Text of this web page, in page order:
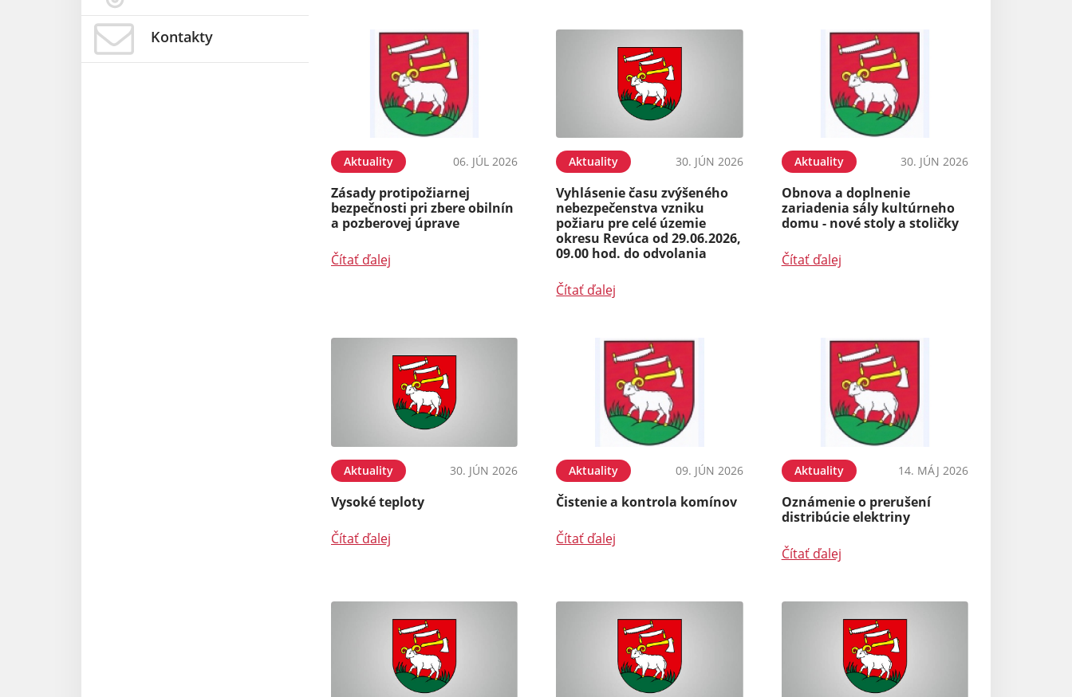
Kontakty
Aktuality 06. JÚL 2026
Zásady protipožiarnej
bezpečnosti pri zbere obilnín
a pozberovej úprave
Čítať ďalej
Aktuality 30. JÚN 2026
Vyhlásenie času zvýšeného
nebezpečenstva vzniku
požiaru pre celé územie
okresu Revúca od 29.06.2026,
09.00 hod. do odvolania
Čítať ďalej
Aktuality 30. JÚN 2026
Obnova a doplnenie
zariadenia sály kultúrneho
domu - nové stoly a stoličky
Čítať ďalej
Aktuality 30. JÚN 2026
Vysoké teploty
Čítať ďalej
Aktuality 09. JÚN 2026
Čistenie a kontrola komínov
Čítať ďalej
Aktuality 14. MÁJ 2026
Oznámenie o prerušení
distribúcie elektriny
Čítať ďalej